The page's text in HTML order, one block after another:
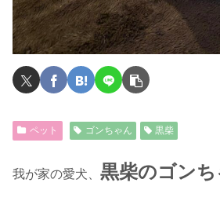
ペット ゴンちゃん 黒柴
我が家の愛犬、 黒柴のゴンち